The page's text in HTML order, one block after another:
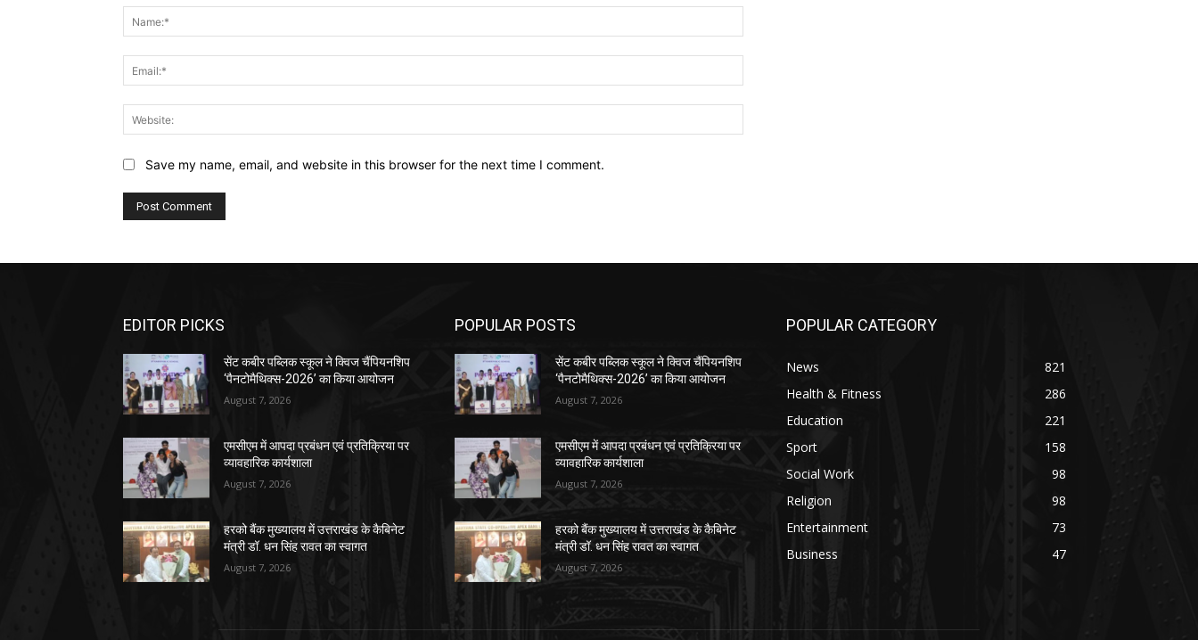
Save my name, email, and website in this browser for the next time I comment.
EDITOR PICKS
सेंट कबीर पब्लिक स्कूल ने क्विज चैंपियनशिप
‘पैनटोमैथिक्स-2026’ का किया आयोजन
August 7, 2026
एमसीएम में आपदा प्रबंधन एवं प्रतिक्रिया पर
व्यावहारिक कार्यशाला
August 7, 2026
हरको बैंक मुख्यालय में उत्तराखंड के कैबिनेट
मंत्री डॉ. धन सिंह रावत का स्वागत
August 7, 2026
POPULAR POSTS
सेंट कबीर पब्लिक स्कूल ने क्विज चैंपियनशिप
‘पैनटोमैथिक्स-2026’ का किया आयोजन
August 7, 2026
एमसीएम में आपदा प्रबंधन एवं प्रतिक्रिया पर
व्यावहारिक कार्यशाला
August 7, 2026
हरको बैंक मुख्यालय में उत्तराखंड के कैबिनेट
मंत्री डॉ. धन सिंह रावत का स्वागत
August 7, 2026
POPULAR CATEGORY
News
821
Health & Fitness
286
Education
221
Sport
158
Social Work
98
Religion
98
Entertainment
73
Business
47